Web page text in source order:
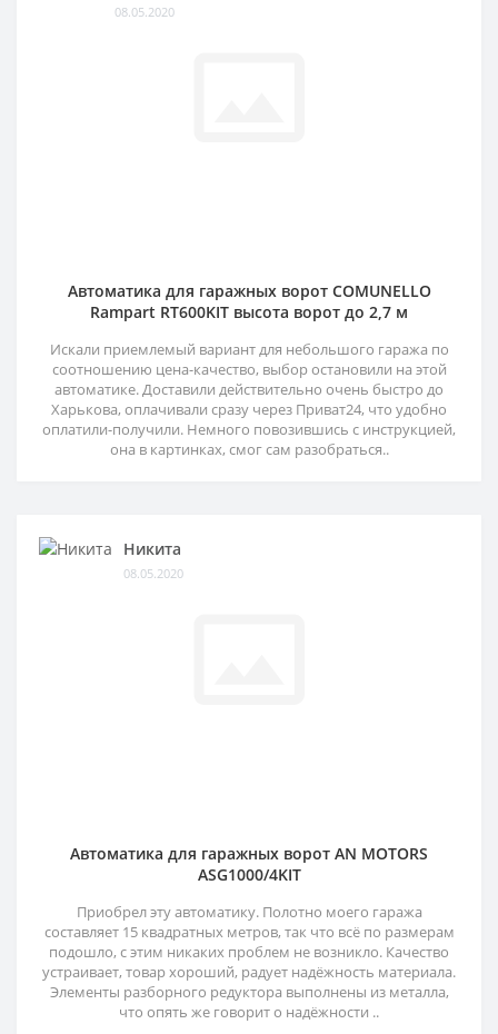
08.05.2020
Автоматика для гаражных ворот COMUNELLO
Rampart RT600KIT высота ворот до 2,7 м
Искали приемлемый вариант для небольшого гаража по
соотношению цена-качество, выбор остановили на этой
автоматике. Доставили действительно очень быстро до
Харькова, оплачивали сразу через Приват24, что удобно
оплатили-получили. Немного повозившись с инструкцией,
она в картинках, смог сам разобраться..
Никита
08.05.2020
Автоматика для гаражных ворот AN MOTORS
ASG1000/4KIT
Приобрел эту автоматику. Полотно моего гаража
составляет 15 квадратных метров, так что всё по размерам
подошло, с этим никаких проблем не возникло. Качество
устраивает, товар хороший, радует надёжность материала.
Элементы разборного редуктора выполнены из металла,
что опять же говорит о надёжности ..